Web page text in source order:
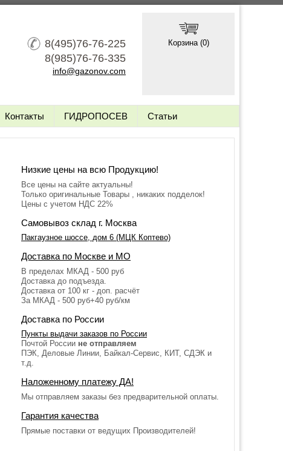
8(495)76-76-225
8(985)76-76-335
info@gazonov.com
Корзина (0)
Контакты ГИДРОПОСЕВ Статьи
Низкие цены на всю Продукцию!
Все цены на сайте актуальны!
Только оригинальные Товары , никаких подделок!
Цены с учетом НДС 22%
Самовывоз склад г. Москва
Пакгаузное шоссе, дом 6 (МЦК Коптево)
Доставка по Москве и МО
В пределах МКАД - 500 руб
Доставка до подъезда.
Доставка от 100 кг - доп. расчёт
За МКАД - 500 руб+40 руб/км
Доставка по России
Пункты выдачи заказов по России
Почтой России не отправляем
ПЭК, Деловые Линии, Байкал-Сервис, КИТ, СДЭК и
т.д.
Наложенному платежу ДА!
Мы отправляем заказы без предварительной оплаты.
Гарантия качества
Прямые поставки от ведущих Производителей!